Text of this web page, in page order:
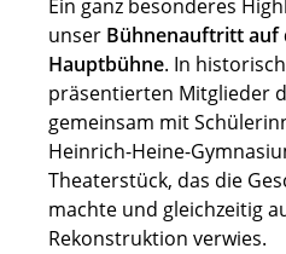
Ein ganz besonderes
unser Bühnenauftritt auf
Hauptbühne. In
präsentierten Mitglieder
gemeinsam mit
Heinrich-Heine-
Theaterstück, das die
machte und gleichzeitig
Rekonstruktion verwies.